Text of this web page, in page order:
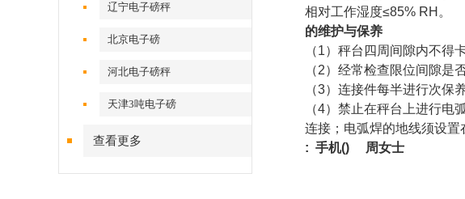
辽宁电子磅秤
北京电子磅
河北电子磅秤
天津3吨电子磅
查看更多
相对工作湿度≤85% RH 。
的维护与保养
（1）秤台四周间隙内不得
（2）经常检查限位间隙是
（3）连接件每半进行次保
（4）禁止在秤台上进行电
连接；电弧焊的地线须设置
: 手机() 周女士